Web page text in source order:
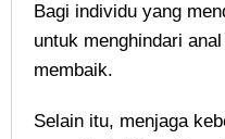
Bagi individu yang
untuk menghindari
membaik.
Selain itu, menjaga